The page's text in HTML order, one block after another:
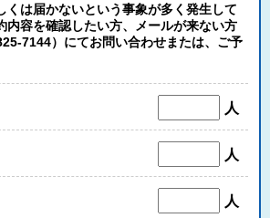
くは届かないという事象が多く発生して
内容を確認したい方、メールが来ない方
7144）にてお問い合わせまたは、ご予
人
人
人